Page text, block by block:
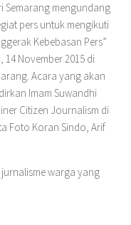
Semarang mengundang
pers untuk mengikuti
Kebebasan Pers”
November 2015 di
Acara yang akan
Imam Suwandhi
Citizen Journalism di
Foto Koran Sindo, Arif
warga yang